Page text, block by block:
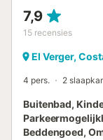
7,9
15 recensies
El Verger,
4 pers. 2
Buitenbad,
Beddengoed,